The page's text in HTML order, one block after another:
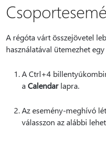
A régóta várt összejövetel
használatával ütemezhet
A Ctrl+4
a Calendarlapra.
Az esemény-meghívó
válasszon az alábbi